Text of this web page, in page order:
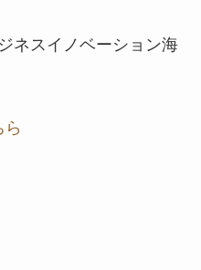
ネスイノベーション海